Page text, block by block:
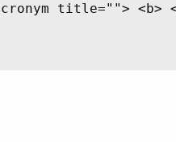
title=""> <b>